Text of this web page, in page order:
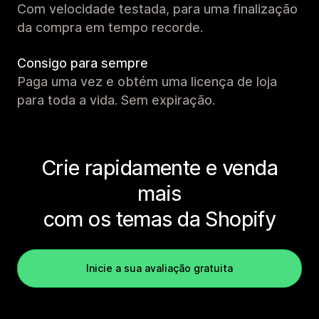
Com velocidade testada, para uma finalização
da compra em tempo recorde.
Consigo para sempre
Paga uma vez e obtém uma licença de loja
para toda a vida. Sem expiração.
Crie rapidamente e venda
mais
com os temas da Shopify
Inicie a sua avaliação gratuita